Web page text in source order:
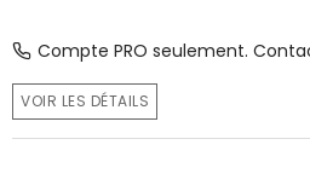
Compte PRO seulement.
VOIR LES DÉTAILS